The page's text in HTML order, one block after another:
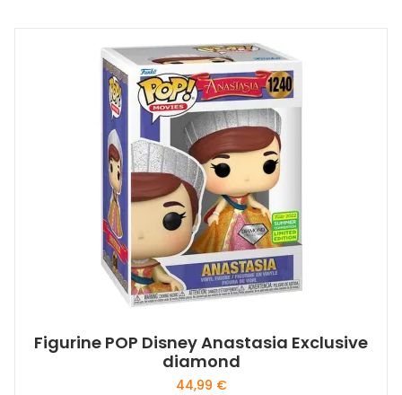
Figurine POP Disney Anastasia Exclusive
diamond
44,99 €